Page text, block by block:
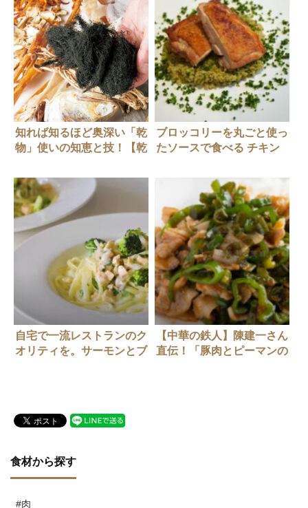
知れば知るほど奥深い「乾
物」使いの知恵と技！【乾
ブロッコリーを丸ごと使っ
たソースで食べる チキン
自宅で一流レストランのク
オリティを。サーモンとブ
【中華の鉄人】陳建一さん
直伝！「豚肉とピーマンの
食材から探す
#肉